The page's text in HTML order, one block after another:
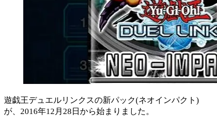
遊戯王デュエルリンクスの新パック(ネオインパクト)
が、2016年12月28日から始まりました。